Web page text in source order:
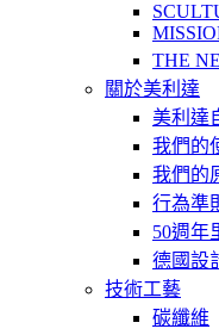
THE
關於美利達
美利達
我們的
我們的
行為準
50週年
德國設
技術工藝
碳纖維